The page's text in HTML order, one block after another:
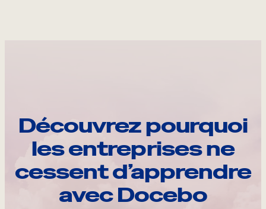
Découvrez pourquoi
les entreprises ne
cessent d’apprendre
avec Docebo